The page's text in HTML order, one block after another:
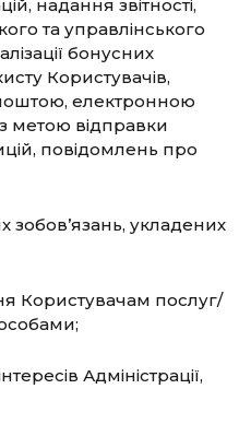
надання звітності,
та управлінського
бонусних
Користувачів,
електронною
метою відправки
повідомлень про
зобов’язань, укладених
Користувачам послуг/
Адміністрації,